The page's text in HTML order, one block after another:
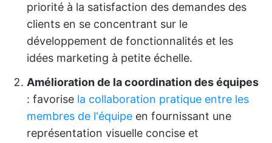
priorité à la satisfaction des demandes des
clients en se concentrant sur le
développement de fonctionnalités et les
idées marketing à petite échelle.
Amélioration de la coordination des équipes
: favorise la collaboration pratique entre les
membres de l'équipe en fournissant une
représentation visuelle concise et